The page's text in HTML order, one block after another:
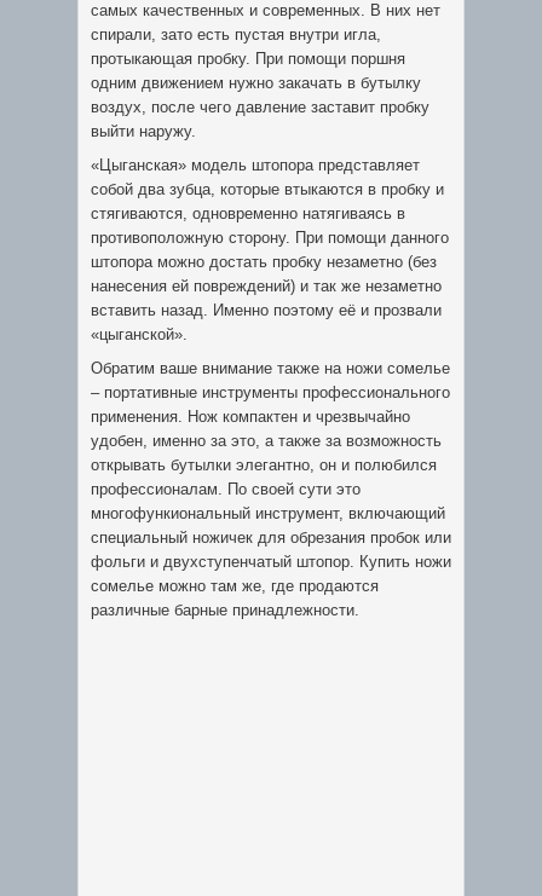
самых качественных и современных. В них нет
спирали, зато есть пустая внутри игла,
протыкающая пробку. При помощи поршня
одним движением нужно закачать в бутылку
воздух, после чего давление заставит пробку
выйти наружу.
«Цыганская» модель штопора представляет
собой два зубца, которые втыкаются в пробку и
стягиваются, одновременно натягиваясь в
противоположную сторону. При помощи данного
штопора можно достать пробку незаметно (без
нанесения ей повреждений) и так же незаметно
вставить назад. Именно поэтому её и прозвали
«цыганской».
Обратим ваше внимание также на ножи сомелье
– портативные инструменты профессионального
применения. Нож компактен и чрезвычайно
удобен, именно за это, а также за возможность
открывать бутылки элегантно, он и полюбился
профессионалам. По своей сути это
многофункиональный инструмент, включающий
специальный ножичек для обрезания пробок или
фольги и двухступенчатый штопор. Купить ножи
сомелье можно там же, где продаются
различные барные принадлежности.